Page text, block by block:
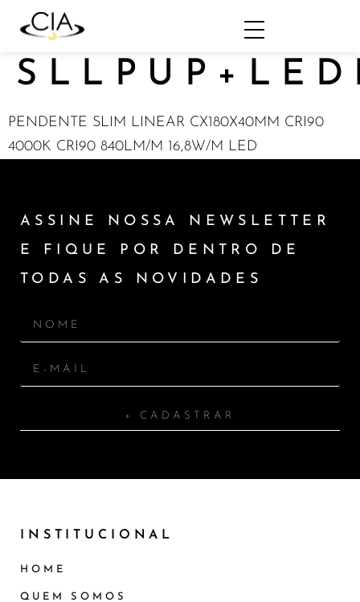
PENDENTE SLIM LINEAR CX180X40MM CRI90
4000K CRI90 840LM/M 16,8W/M LED
ASSINE NOSSA NEWSLETTER
E FIQUE POR DENTRO DE
TODAS AS NOVIDADES
+ CADASTRAR
INSTITUCIONAL
HOME
QUEM SOMOS